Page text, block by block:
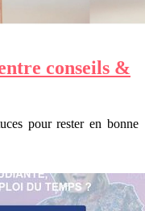
conseils &
pour rester en bonne